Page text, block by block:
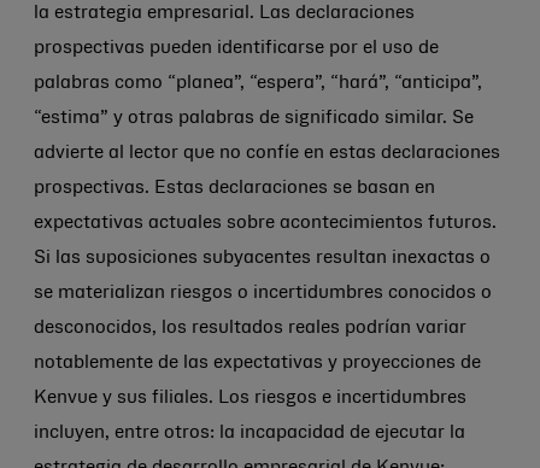
la estrategia empresarial. Las declaraciones
prospectivas pueden identificarse por el uso de
palabras como “planea”, “espera”, “hará”, “anticipa”,
“estima” y otras palabras de significado similar. Se
advierte al lector que no confíe en estas declaraciones
prospectivas. Estas declaraciones se basan en
expectativas actuales sobre acontecimientos futuros.
Si las suposiciones subyacentes resultan inexactas o
se materializan riesgos o incertidumbres conocidos o
desconocidos, los resultados reales podrían variar
notablemente de las expectativas y proyecciones de
Kenvue y sus filiales. Los riesgos e incertidumbres
incluyen, entre otros: la incapacidad de ejecutar la